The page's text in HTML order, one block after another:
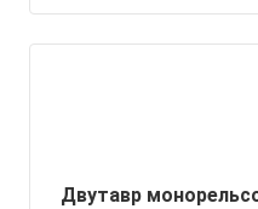
Двутавр